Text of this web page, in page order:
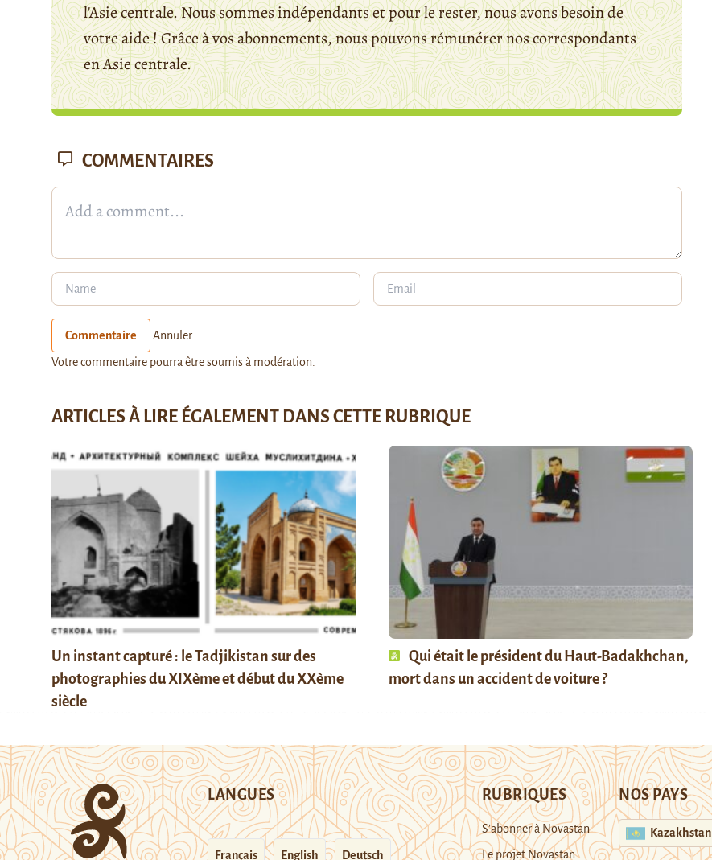
l'Asie centrale. Nous sommes indépendants et pour le rester, nous avons besoin de
votre aide ! Grâce à vos abonnements, nous pouvons rémunérer nos correspondants
en Asie centrale.
COMMENTAIRES
Commentaire Annuler
Votre commentaire pourra être soumis à modération.
ARTICLES À LIRE ÉGALEMENT DANS CETTE RUBRIQUE
Un instant capturé : le Tadjikistan sur des
photographies du XIXème et début du XXème
siècle
Qui était le président du Haut-Badakhchan,
mort dans un accident de voiture ?
LANGUES
Français English Deutsch
RUBRIQUES
S’abonner à Novastan
Le projet Novastan
NOS PAYS
Kazakhstan